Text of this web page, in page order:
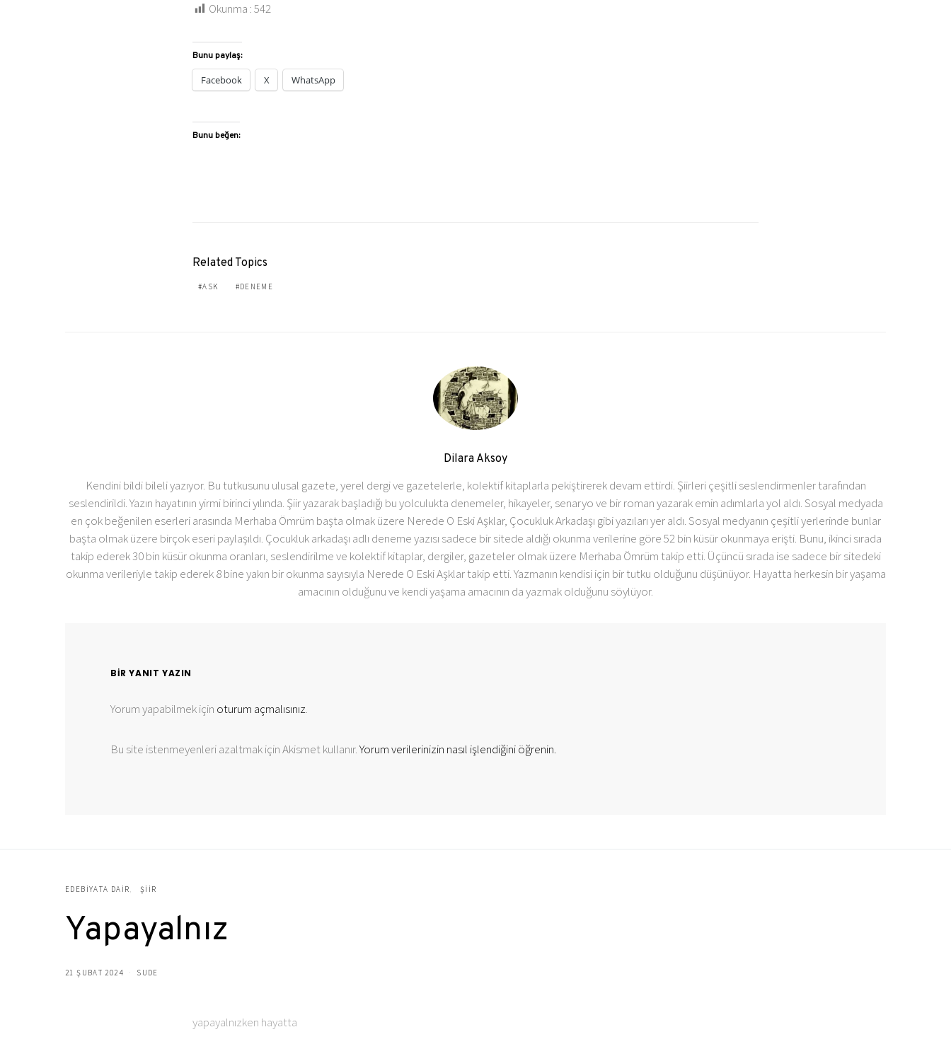
Okunma :542
Bunu paylaş:
Facebook X WhatsApp
Bunu beğen:
Related Topics
ASK DENEME
Dilara Aksoy
Kendini bildi bileli yazıyor. Bu tutkusunu ulusal gazete, yerel dergi ve gazetelerle, kolektif kitaplarla pekiştirerek devam ettirdi. Şiirleri çeşitli seslendirmenler tarafından
seslendirildi. Yazın hayatının yirmi birinci yılında. Şiir yazarak başladığı bu yolculukta denemeler, hikayeler, senaryo ve bir roman yazarak emin adımlarla yol aldı. Sosyal medyada
en çok beğenilen eserleri arasında Merhaba Ömrüm başta olmak üzere Nerede O Eski Aşklar, Çocukluk Arkadaşı gibi yazıları yer aldı. Sosyal medyanın çeşitli yerlerinde bunlar
başta olmak üzere birçok eseri paylaşıldı. Çocukluk arkadaşı adlı deneme yazısı sadece bir sitede aldığı okunma verilerine göre 52 bin küsür okunmaya erişti. Bunu, ikinci sırada
takip ederek 30 bin küsür okunma oranları, seslendirilme ve kolektif kitaplar, dergiler, gazeteler olmak üzere Merhaba Ömrüm takip etti. Üçüncü sırada ise sadece bir sitedeki
okunma verileriyle takip ederek 8 bine yakın bir okunma sayısıyla Nerede O Eski Aşklar takip etti. Yazmanın kendisi için bir tutku olduğunu düşünüyor. Hayatta herkesin bir yaşama
amacının olduğunu ve kendi yaşama amacının da yazmak olduğunu söylüyor.
BIR YANIT YAZIN
Yorum yapabilmek için oturum açmalısınız.
Bu site istenmeyenleri azaltmak için Akismet kullanır.Yorum verilerinizin nasıl işlendiğini öğrenin.
EDEBIYATA DAIR ŞIIR
Yapayalnız
21 ŞUBAT 2024 SUDE
yapayalnızken hayatta